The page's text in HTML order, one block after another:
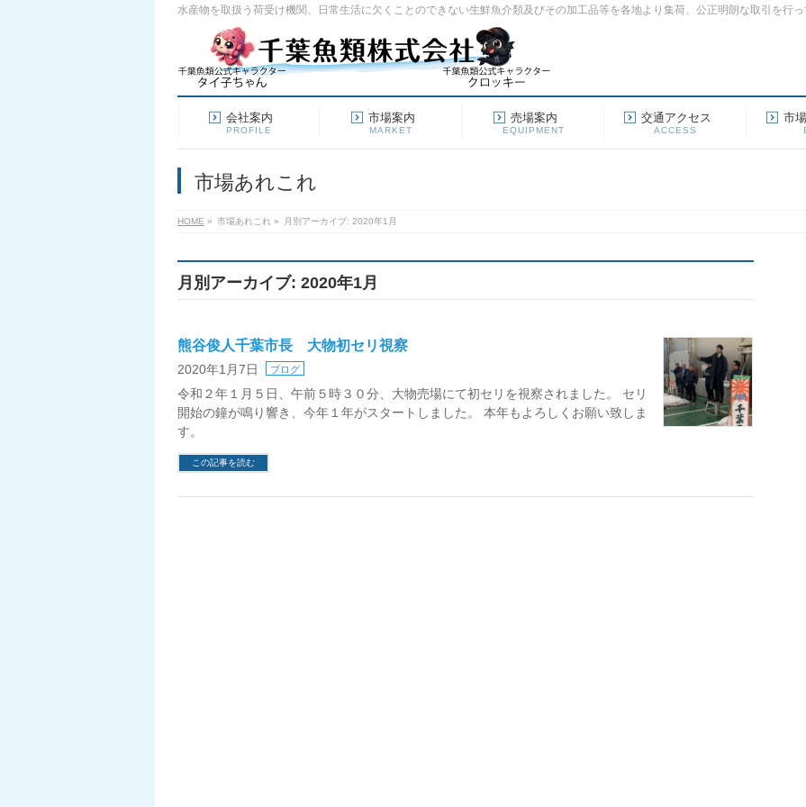
水産物を取扱う荷受け機関、日常生活に欠くことのできない生鮮魚介類及びその加工品等を各地より集荷、公正明朗な取引を行っ
会社案内
PROFILE
市場案内
MARKET
売場案内
EQUIPMENT
交通アクセス
ACCESS
市
市場あれこれ
HOME » 市場あれこれ » 月別アーカイブ: 2020年1月
月別アーカイブ: 2020年1月
熊谷俊人千葉市長 大物初セリ視察
2020年1月7日 ブログ
令和２年１月５日、午前５時３０分、大物売場にて初セリを視察されました。 セリ
開始の鐘が鳴り響き、今年１年がスタートしました。 本年もよろしくお願い致しま
す。
この記事を読む